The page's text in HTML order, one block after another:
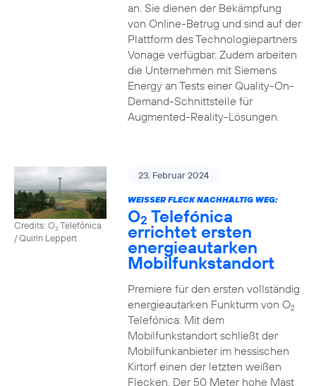
an. Sie dienen der Bekämpfung
von Online-Betrug und sind auf der
Plattform des Technologiepartners
Vonage verfügbar. Zudem arbeiten
die Unternehmen mit Siemens
Energy an Tests einer Quality-On-
Demand-Schnittstelle für
Augmented-Reality-Lösungen.
Credits: O2Telefónica
/ Quirin Leppert
23. Februar 2024
WEISSER FLECK NACHHALTIG WEG:
O2 Telefónica
errichtet ersten
energieautarken
Mobilfunkstandort
Premiere für den ersten vollständig
energieautarken Funkturm von O2
Telefónica: Mit dem
Mobilfunkstandort schließt der
Mobilfunkanbieter im hessischen
Kirtorf einen der letzten weißen
Flecken. Der 50 Meter hohe Mast